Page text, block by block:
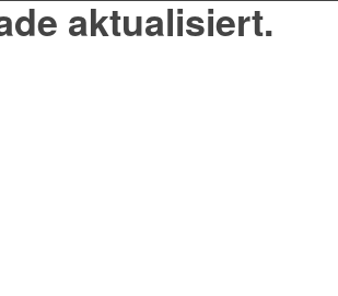
aktualisiert.